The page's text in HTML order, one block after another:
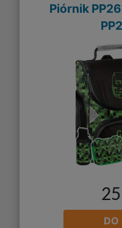
Piórnik
DO